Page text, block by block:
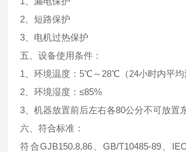
2、短路保护
3、电机过热保护
五、设备使用条件：
1、环境温度：5℃～28℃（24小时内平均
2、环境湿度：≤85%
3、机器放置前后左右各80公分不可放置
六、符合标准：
符合GJB150.8.86、GB/T10485-89、